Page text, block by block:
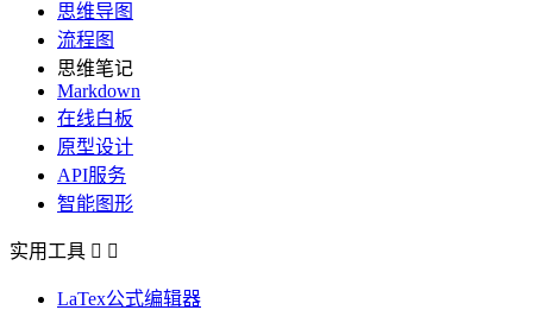
思维导图
流程图
思维笔记
Markdown
在线白板
原型设计
API服务
智能图形
实用工具  
LaTex公式编辑器